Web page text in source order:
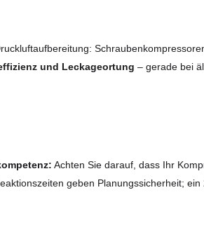
und Leckageortung – gerade bei
Achten Sie darauf, dass Ihr
geben Planungssicherheit;